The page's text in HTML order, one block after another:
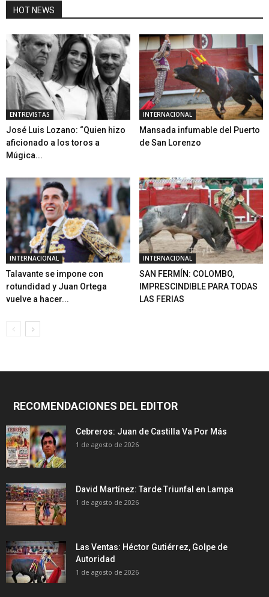
HOT NEWS
ENTREVISTAS
José Luis Lozano: “Quien hizo
aficionado a los toros a
Múgica...
INTERNACIONAL
Mansada infumable del Puerto
de San Lorenzo
INTERNACIONAL
Talavante se impone con
rotundidad y Juan Ortega
vuelve a hacer...
INTERNACIONAL
SAN FERMÍN: COLOMBO,
IMPRESCINDIBLE PARA TODAS
LAS FERIAS
RECOMENDACIONES DEL EDITOR
Cebreros: Juan de Castilla Va Por Más
1 de agosto de 2026
David Martínez: Tarde Triunfal en Lampa
1 de agosto de 2026
Las Ventas: Héctor Gutiérrez, Golpe de
Autoridad
1 de agosto de 2026